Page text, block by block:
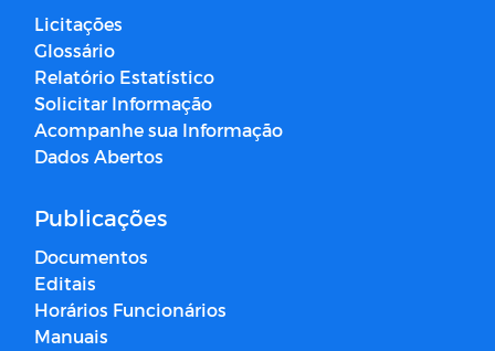
Licitações
Glossário
Relatório Estatístico
Solicitar Informação
Acompanhe sua Informação
Dados Abertos
Publicações
Documentos
Editais
Horários Funcionários
Manuais